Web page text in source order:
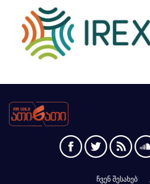
ჩვენ შესახებ